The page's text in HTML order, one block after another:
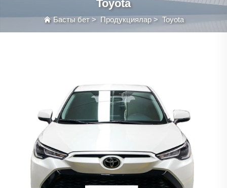
Toyota
Басты бет> Продукциялар> Toyota